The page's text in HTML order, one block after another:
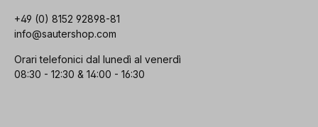
+49 (0) 8152 92898-81
info@sautershop.com
Orari telefonici dal lunedì al venerdì
08:30 - 12:30 & 14:00 - 16:30